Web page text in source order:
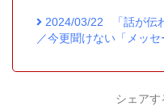
2024/03/22
「話が
／今更聞けない「メッセ
シェアす